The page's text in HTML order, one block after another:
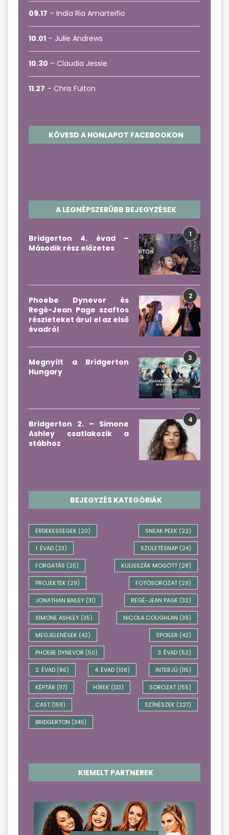
09.17 – India Ria Amarteifio
10.01 – Julie Andrews
10.30 – Claudia Jessie
11.27 – Chris Fulton
KÖVESD A HONLAPOT FACEBOOKON
A LEGNÉPSZERŰBB BEJEGYZÉSEK
1
Bridgerton 4. évad –
Második rész előzetes
2
Phoebe Dynevor és
Regé-Jean Page szaftos
részleteket árul el az első
évadról
3
Megnyílt a Bridgerton
Hungary
4
Bridgerton 2. – Simone
Ashley csatlakozik a
stábhoz
BEJEGYZÉS KATEGÓRIÁK
ÉRDEKESSÉGEK (20) SNEAK PEEK (22)
1. ÉVAD (23) SZÜLETÉSNAP (24)
FORGATÁS (25) KULISSZÁK MÖGÖTT (28)
PROJEKTEK (29) FOTÓSOROZAT (29)
JONATHAN BAILEY (31) REGÉ-JEAN PAGE (32)
SIMONE ASHLEY (35) NICOLA COUGHLAN (39)
MEGJELENÉSEK (42) SPOILER (42)
PHOEBE DYNEVOR (50) 3. ÉVAD (52)
2. ÉVAD (86) 4. ÉVAD (108) INTERJÚ (115)
KÉPTÁR (117) HÍREK (133) SOROZAT (155)
CAST (158) SZÍNÉSZEK (227)
BRIDGERTON (340)
KIEMELT PARTNEREK